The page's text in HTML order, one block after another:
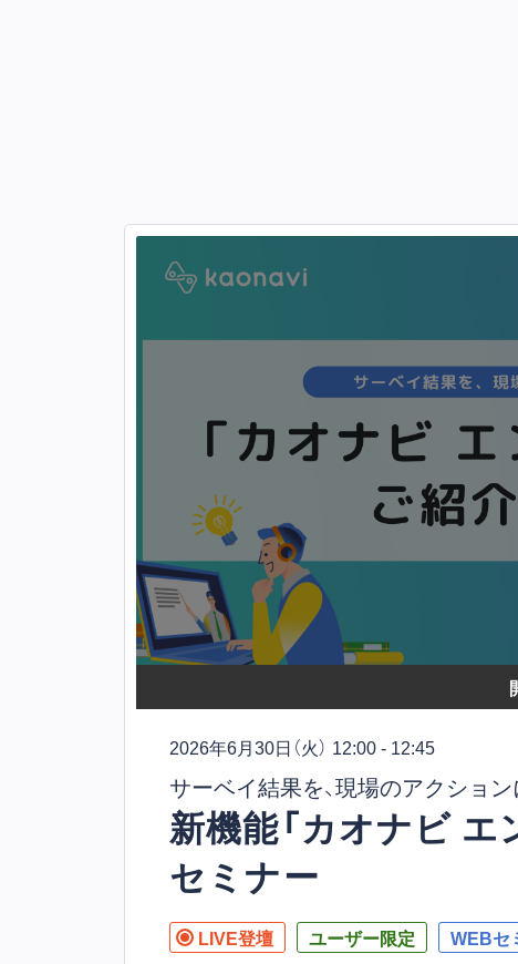
2026年6月30日 （火） 12:00 - 12:45
サーベイ結果を、現場のアクション
新機能「カオナビ
セミナー
LIVE登壇 ユーザー限定 WEBセ